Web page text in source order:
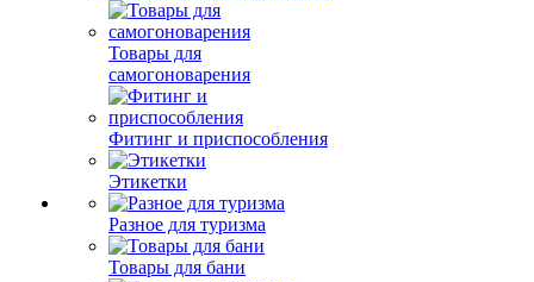
Товары для
самогоноварения
Фитинг и приспособления
Этикетки
Разное для туризма
Товары для бани